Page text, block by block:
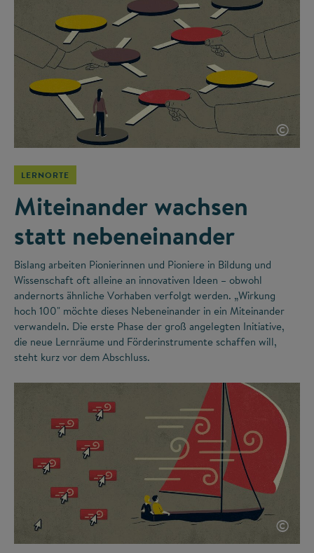
©
LERNORTE
Miteinander wachsen
statt nebeneinander
Bislang arbeiten Pionierinnen und Pioniere in Bildung und
Wissenschaft oft alleine an innovativen Ideen – obwohl
andernorts ähnliche Vorhaben verfolgt werden. „Wirkung
hoch 100" möchte dieses Nebeneinander in ein Miteinander
verwandeln. Die erste Phase der groß angelegten Initiative,
die neue Lernräume und Förderinstrumente schaffen will,
steht kurz vor dem Abschluss.
©